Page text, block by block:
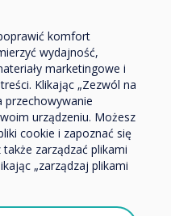
o domach
i goście
i użyteczność
pomagają
estetykę, nie
korporacyjnego
komfort
wydajność,
marketingowe i
Klikając „Zezwól na
przechowywanie
urządzeniu. Możesz
cookie i zapoznać się
zarządzać plikami
„zarządzaj plikami
w sprawie
poczty